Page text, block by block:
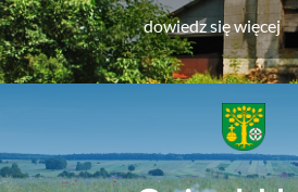
dowiedz się więcej